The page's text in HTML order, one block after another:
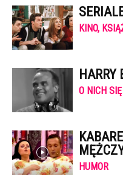
KINO,
HARRY
O NICH
HUMOR